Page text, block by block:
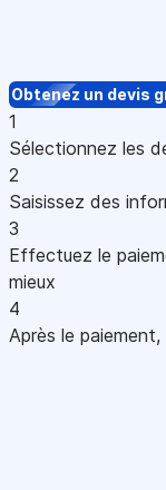
Obtenez un devis
1
Sélectionnez les
2
Saisissez des
3
Effectuez le
mieux
4
Après le